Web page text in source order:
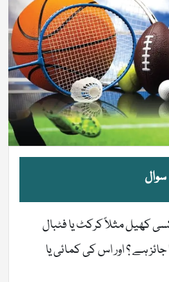
سوال
کھیل مثلاً کرکٹ یا فٹبال
ہے ؟ اور اس کی کمائی یا